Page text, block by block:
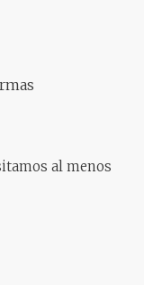
al menos